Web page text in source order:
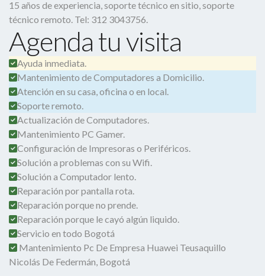
15 años de experiencia, soporte técnico en sitio, soporte
técnico remoto. Tel: 312 3043756.
Agenda tu visita
Ayuda inmediata.
Mantenimiento de Computadores a Domicilio.
Atención en su casa, oficina o en local.
Soporte remoto.
Actualización de Computadores.
Mantenimiento PC Gamer.
Configuración de Impresoras o Periféricos.
Solución a problemas con su Wifi.
Solución a Computador lento.
Reparación por pantalla rota.
Reparación porque no prende.
Reparación porque le cayó algún liquido.
Servicio en todo Bogotá
Mantenimiento Pc De Empresa Huawei Teusaquillo
Nicolás De Federmán, Bogotá